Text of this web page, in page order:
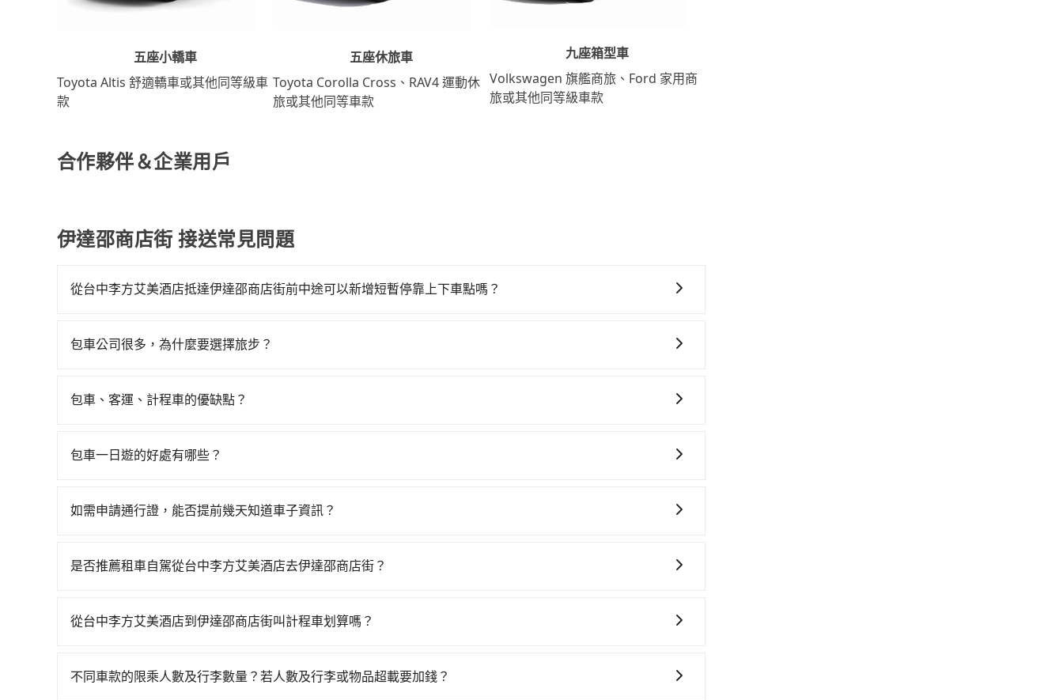
五座小轎車
Toyota Altis 舒適轎車或其他同等級車
款
五座休旅車
Toyota Corolla Cross、RAV4 運動休
旅或其他同等車款
九座箱型車
Volkswagen 旗艦商旅、Ford 家用商
旅或其他同等級車款
合作夥伴＆企業用戶
伊達邵商店街 接送常見問題
從台中李方艾美酒店抵達伊達邵商店街前中途可以新增短暫停靠上下車點嗎？
點位置，前後額外里程數5公里內加收200元。雖然可能有些路線完全順路，但是司機多點停靠就會有額外的等待
包車公司很多，為什麼要選擇旅步？
供更彈性的取消訂單規定，並致力於提供高品質的包車服務。選擇旅步絕對是明智的選擇之一。
包車、客運、計程車的優缺點？
運：最經濟實惠的交通方式，通常有固定的路線和時間表。不必擔心自己開車的安全風險。但是客運的班次和行
包車一日遊的好處有哪些？
驗當地文化和風土人情，此外，包車還可以省去您自己開車也無需擔心路線和交通的問題，更可以在舒適的環境
如需申請通行證，能否提前幾天知道車子資訊？
用車前一天才開始安排車輛，並於用車前一天晚上8點提供服務司機和車輛資訊。如果您有特殊的用車需求，可
是否推薦租車自駕從台中李方艾美酒店去伊達邵商店街？
天就要來回，那在台中路邊可隨租隨借的iRent應該是你最便宜選擇。註冊完iRent的app後，可以每小時
時40元路邊停車費用預估進去，但額外的汽車保險與可能的罰單都需自付。再者，和運的iRent只提供最基本的
從台中李方艾美酒店到伊達邵商店街叫計程車划算嗎？
到車，也可考慮打電話至台中李方艾美酒店附近的計程車隊，如國泰交通、金鼎順計程車、干城衛星車隊等叫車
不同車款的限乘人數及行李數量？若人數及行李或物品超載要加錢？